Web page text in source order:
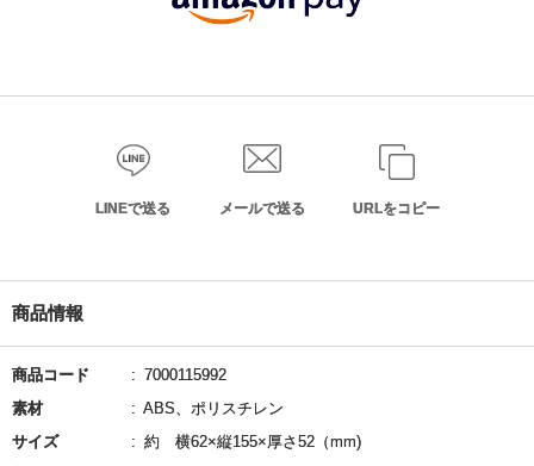
LINEで送る メールで送る URLをコピー
商品情報
商品コード
7000115992
素材
ABS、ポリスチレン
サイズ
約 横62×縦155×厚さ52（mm)